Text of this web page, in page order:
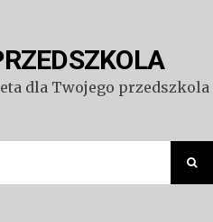
dla Twojego przedszkola